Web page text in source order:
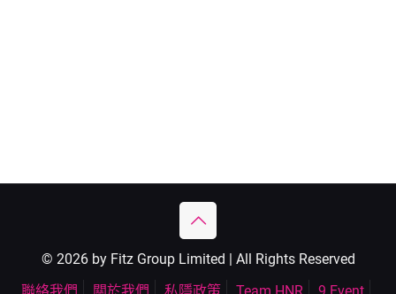
© 2026 by Fitz Group Limited | All Rights Reserved
聯絡我們
關於我們 私隱政策 Team HNR 9 Event